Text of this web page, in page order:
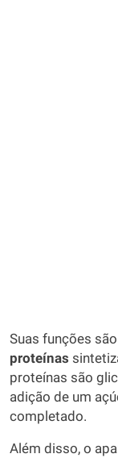
Suas funções são
proteínas
proteínas são
adição de um
completado.
Além disso, o